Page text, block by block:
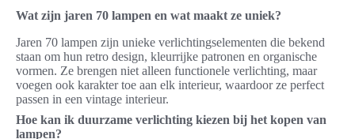
Wat zijn jaren 70 lampen en wat maakt ze uniek?
Jaren 70 lampen zijn unieke verlichtingselementen die bekend
staan om hun retro design, kleurrijke patronen en organische
vormen. Ze brengen niet alleen functionele verlichting, maar
voegen ook karakter toe aan elk interieur, waardoor ze perfect
passen in een vintage interieur.
Hoe kan ik duurzame verlichting kiezen bij het kopen van
lampen?